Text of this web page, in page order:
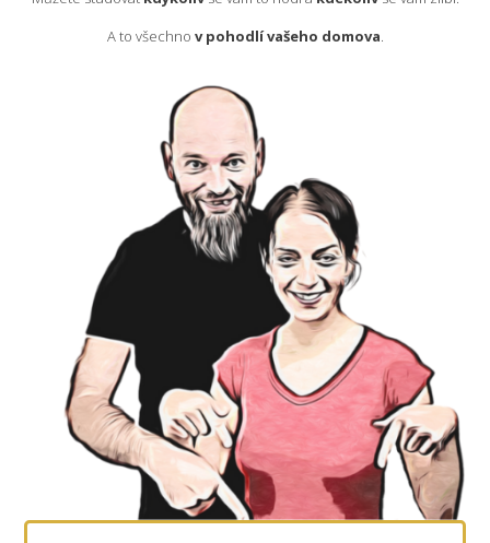
A to všechno v pohodlí vašeho domova.